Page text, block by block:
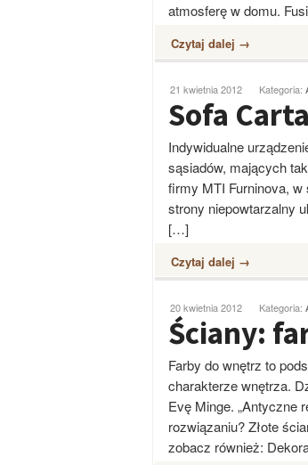
atmosferę w domu.
Czytaj dalej →
21 kwietnia 2012 Kategoria:
Sofa
Indywidualne
sąsiadów, mających
firmy MTI Furninova, w
strony niepowtarzalny
[…]
Czytaj dalej →
20 kwietnia 2012 Kategoria:
Ściany:
Farby do wnętrz to
charakterze wnętrza.
Evę Minge. „Antyczne
rozwiązaniu? Złote
zobacz również: